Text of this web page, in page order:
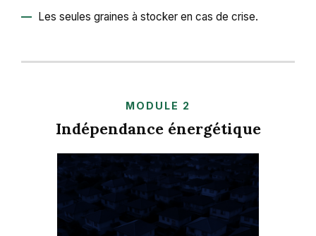
Les seules graines à stocker en cas de crise.
MODULE 2
Indépendance énergétique